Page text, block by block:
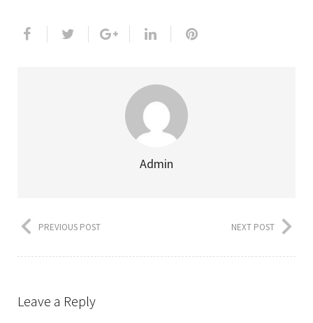
Admin
PREVIOUS POST NEXT POST
Leave a Reply